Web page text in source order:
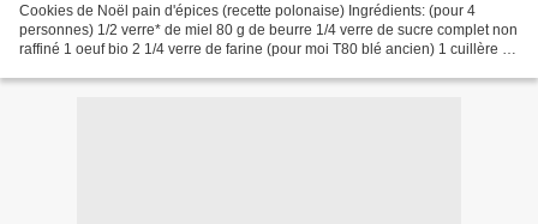
Cookies de Noël pain d'épices (recette polonaise) Ingrédients: (pour 4
personnes) 1/2 verre* de miel 80 g de beurre 1/4 verre de sucre complet non
raffiné 1 oeuf bio 2 1/4 verre de farine (pour moi T80 blé ancien) 1 cuillère à